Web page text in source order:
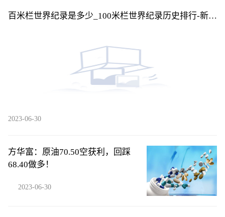
百米栏世界纪录是多少_100米栏世界纪录历史排行-新资
2023-06-30
方华富：原油70.50空获利，回踩
68.40做多！
2023-06-30